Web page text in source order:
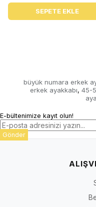
SEPETE EKLE
büyük numara erkek
erkek ayakkabı, 45-
E-bültenimize kayıt olun!
Gönder